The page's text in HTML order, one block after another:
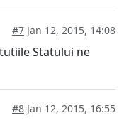
#7 Jan 12, 2015, 14:08
Statului ne
#8 Jan 12, 2015, 16:55